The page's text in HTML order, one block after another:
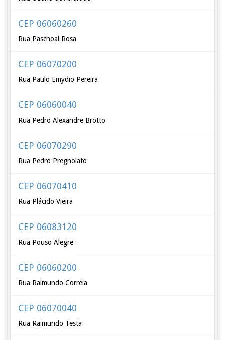
CEP 06060260
Rua Paschoal Rosa
CEP 06070200
Rua Paulo Emydio Pereira
CEP 06060040
Rua Pedro Alexandre Brotto
CEP 06070290
Rua Pedro Pregnolato
CEP 06070410
Rua Plácido Vieira
CEP 06083120
Rua Pouso Alegre
CEP 06060200
Rua Raimundo Correia
CEP 06070040
Rua Raimundo Testa